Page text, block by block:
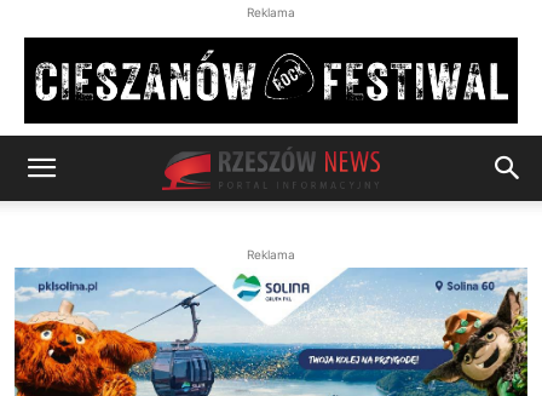
Reklama
Reklama